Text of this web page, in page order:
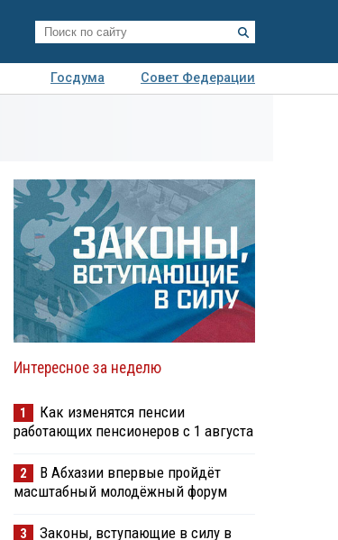
Госдума
Совет Федерации
Интересное за неделю
1
Как изменятся пенсии
работающих пенсионеров с 1 августа
2
В Абхазии впервые пройдёт
масштабный молодёжный форум
3
Законы, вступающие в силу в